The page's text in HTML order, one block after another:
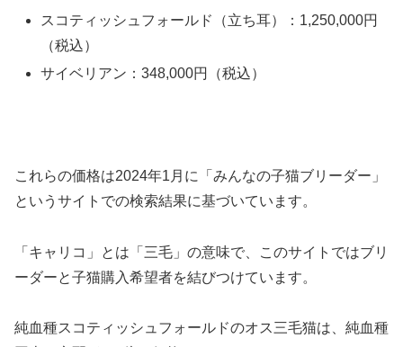
スコティッシュフォールド（立ち耳）：1,250,000円
（税込）
サイベリアン：348,000円（税込）
これらの価格は2024年1月に「みんなの子猫ブリーダー」
というサイトでの検索結果に基づいています。
「キャリコ」とは「三毛」の意味で、このサイトではブリ
ーダーと子猫購入希望者を結びつけています。
純血種スコティッシュフォールドのオス三毛猫は、純血種